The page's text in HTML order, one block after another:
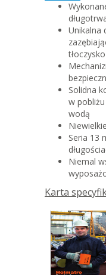
Unikalna
tłoczysko
Solidna
w
wodą
Seria 13
Niemal
Karta